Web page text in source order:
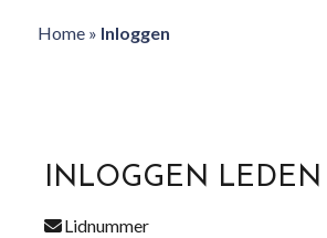
Home» Inloggen
INLOGGEN LEDEN
Lidnummer